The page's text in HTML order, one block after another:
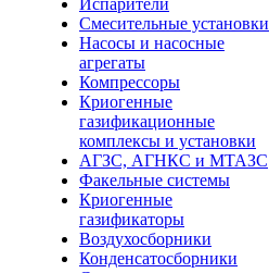
Испарители
Смесительные установки
Насосы и насосные
агрегаты
Компрессоры
Криогенные
газификационные
комплексы и установки
АГЗС, АГНКС и МТАЗС
Факельные системы
Криогенные
газификаторы
Воздухосборники
Конденсатосборники